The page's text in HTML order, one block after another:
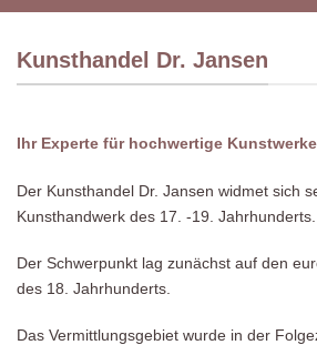
Kunsthandel Dr. Jansen
Ihr Experte für hochwertige Kunstwerke
Der Kunsthandel Dr. Jansen widmet sich
Kunsthandwerk des 17. -19. Jahrhunderts.
Der Schwerpunkt lag zunächst auf den
des 18. Jahrhunderts.
Das Vermittlungsgebiet wurde in der